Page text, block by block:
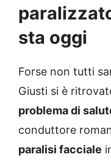
sta oggi
Forse non tutti
Giusti si è
problema di
conduttore
paralisi facciale